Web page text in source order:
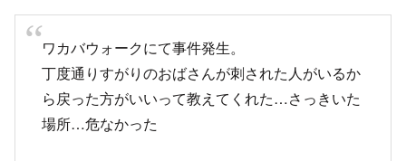
物騒やね
— inno. (@toho_innocent)May 29, 2021